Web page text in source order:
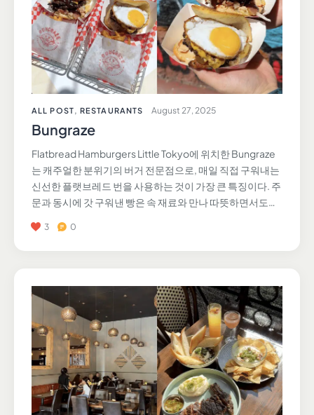
ALL POST ,RESTAURANTS August 27, 2025
Bungraze
Flatbread Hamburgers Little Tokyo에 위치한 Bungraze
는 캐주얼한 분위기의 버거 전문점으로, 매일 직접 구워내는
신선한 플랫브레드 번을 사용하는 것이 가장 큰 특징이다. 주
문과 동시에 갓 구워낸 빵은 속 재료와 만나 따뜻하면서도…
3 0